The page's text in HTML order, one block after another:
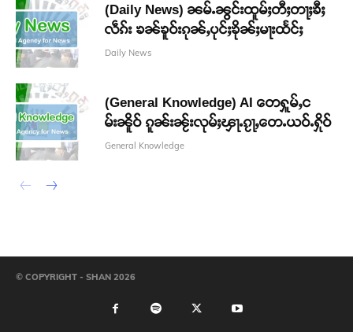
(Daily News) ၼမ်ႉၼွင်းထူမ်ႈတီႈတႃႈၶီႈ
လဵၵ်း ၶၼ်ၶူဝ်းၵုၼ်ႇပုင်ႈၶိုၼ်ႈမႃးထႅင်ႈ
Daily News
(General Knowledge) AI တေႁူမ်ႇင
မ်းၼိူဝ် ၵူၼ်းၼႂ်းလုမ်ႈၾႃႉၵႂႃႇတေႉယဝ်ႉႁိုဝ်
General Knowledge
© COPYRIGHT - SHAN 2026